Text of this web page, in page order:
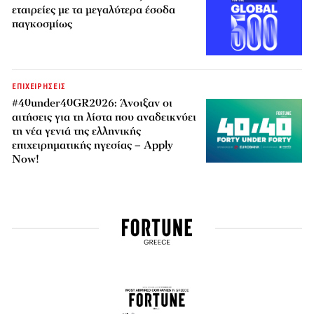
εταιρείες με τα μεγαλύτερα έσοδα
παγκοσμίως
ΕΠΙΧΕΙΡΗΣΕΙΣ
#40under40GR2026: Άνοιξαν οι
αιτήσεις για τη λίστα που αναδεικνύει
τη νέα γενιά της ελληνικής
επιχειρηματικής ηγεσίας – Apply
Now!